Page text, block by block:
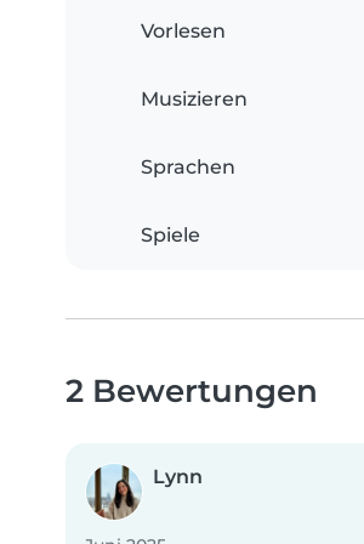
Vorlesen
Musizieren
Sprachen
Spiele
2 Bewertungen
Lynn